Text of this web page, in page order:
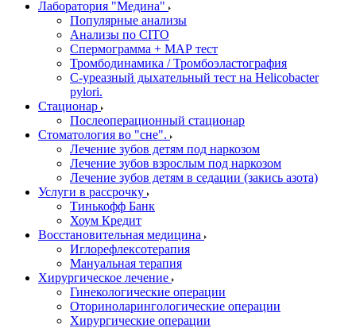
Лаборатория "Медина"
Популярные анализы
Анализы по CITO
Спермограмма + МАР тест
Тромбодинамика / Тромбоэластография
С-уреазный дыхательный тест на Helicobacter
pylori.
Стационар
Послеоперационный стационар
Стоматология во "сне".
Лечение зубов детям под наркозом
Лечение зубов взрослым под наркозом
Лечение зубов детям в седации (закись азота)
Услуги в рассрочку
Тинькофф Банк
Хоум Кредит
Восстановительная медицина
Иглорефлексотерапия
Мануальная терапия
Хирургическое лечение
Гинекологические операции
Оториноларингологические операции
Хирургические операции